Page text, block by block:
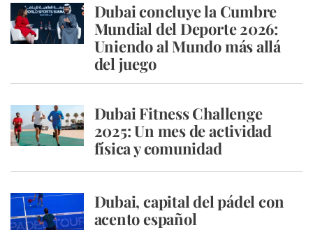
Dubai concluye la Cumbre
Mundial del Deporte 2026:
Uniendo al Mundo más allá
del juego
Dubai Fitness Challenge
2025: Un mes de actividad
física y comunidad
Dubai, capital del pádel con
acento español